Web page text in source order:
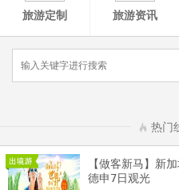
旅游定制 旅游资讯
热门
【做客新马】新
德申7日观光